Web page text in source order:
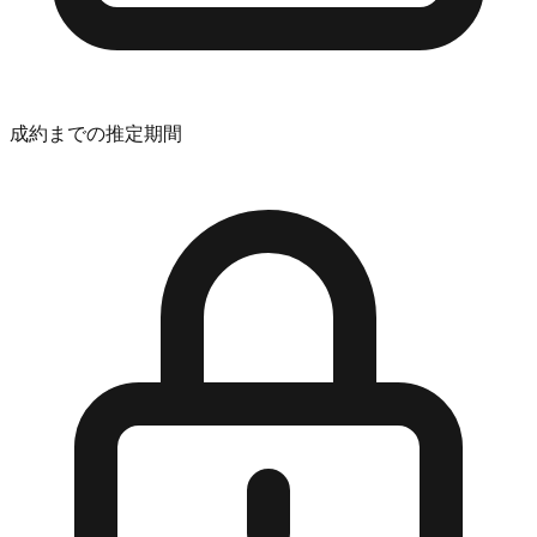
成約までの推定期間